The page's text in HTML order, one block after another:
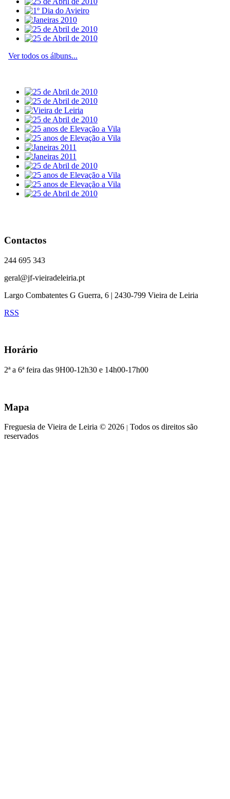
Ver todos os álbuns...
Contactos
244 695 343
geral@jf-vieiradeleiria.pt
Largo Combatentes G Guerra, 6 | 2430-799 Vieira de Leiria
RSS
Horário
2ª a 6ª feira das 9H00-12h30 e 14h00-17h00
Mapa
Freguesia de Vieira de Leiria © 2026 | Todos os direitos são
reservados